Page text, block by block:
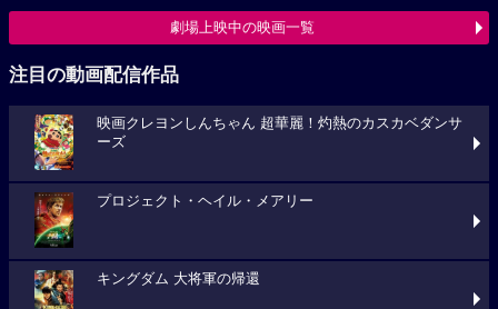
劇場上映中の映画一覧
注目の動画配信作品
映画クレヨンしんちゃん 超華麗！灼熱のカスカベダンサ
ーズ
プロジェクト・ヘイル・メアリー
キングダム 大将軍の帰還